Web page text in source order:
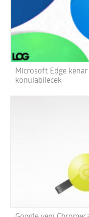
Microsoft Edge
konulabilecek